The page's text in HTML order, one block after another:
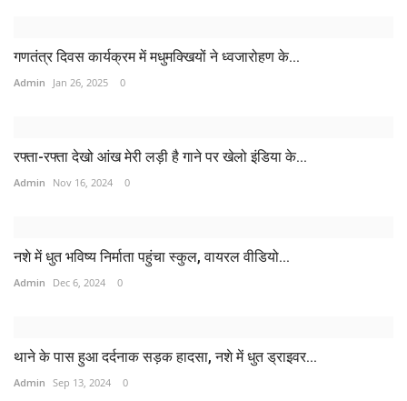
गणतंत्र दिवस कार्यक्रम में मधुमक्खियों ने ध्वजारोहण के...
Admin Jan 26, 2025 0
रफ्ता-रफ्ता देखो आंख मेरी लड़ी है गाने पर खेलो इंडिया के...
Admin Nov 16, 2024 0
नशे में धुत भविष्य निर्माता पहुंचा स्कुल, वायरल वीडियो...
Admin Dec 6, 2024 0
थाने के पास हुआ दर्दनाक सड़क हादसा, नशे में धुत ड्राइवर...
Admin Sep 13, 2024 0